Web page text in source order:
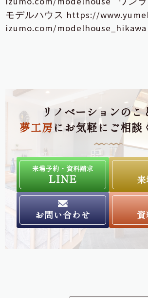
モデルハウス https://
izumo.com/
リノベーションのこ
夢工房にお気軽にご相談
来場予約・資料請求
LINE
お問い合わせ